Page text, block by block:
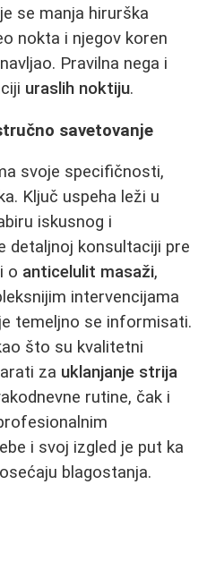
se manja hirurška
nokta i njegov koren
Pravilna nega i
uraslih noktiju.
savetovanje
svoje specifičnosti,
Ključ uspeha leži u
iskusnog i
detaljnoj konsultaciji pre
o anticelulit masaži,
intervencijama
temeljno se informisati.
što su kvalitetni
za uklanjanje strija
rutine, čak i
i svoj izgled je put ka
blagostanja.